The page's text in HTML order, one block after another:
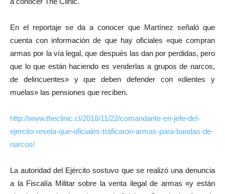
En el reportaje se da a conocer que Martínez señaló que
cuenta con información de que hay oficiales «que compran
armas por la vía legal, que después las dan por perdidas, pero
que lo que están haciendo es venderlas a grupos de narcos,
de delincuentes» y que deben defender con «dientes y
muelas» las pensiones que reciben.
http://www.theclinic.cl/2018/11/22/comandante-en-jefe-del-
ejercito-revela-que-oficiales-traficaron-armas-para-bandas-de-
narcos/
La autoridad del Ejército sostuvo que se realizó una denuncia
a la Fiscalía Militar sobre la venta ilegal de armas «y están